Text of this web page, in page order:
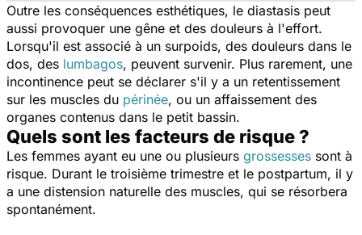
Outre les conséquences esthétiques, le diastasis peut
aussi provoquer une gêne et des douleurs à l'effort.
Lorsqu'il est associé à un surpoids, des douleurs dans le
dos, des lumbagos, peuvent survenir. Plus rarement, une
incontinence peut se déclarer s'il y a un retentissement
sur les muscles du périnée, ou un affaissement des
organes contenus dans le petit bassin.
Quels sont les facteurs de risque ?
Les femmes ayant eu une ou plusieurs grossesses sont à
risque. Durant le troisième trimestre et le postpartum, il y
a une distension naturelle des muscles, qui se résorbera
spontanément.